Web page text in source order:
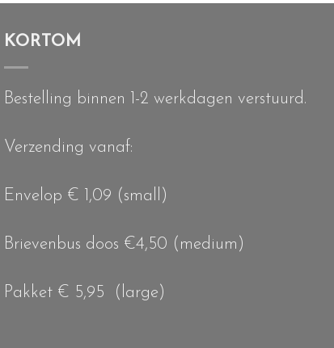
KORTOM
Bestelling binnen 1-2 werkdagen verstuurd.
Verzending vanaf:
Envelop € 1,09 (small)
Brievenbus doos €4,50 (medium)
Pakket € 5,95 (large)